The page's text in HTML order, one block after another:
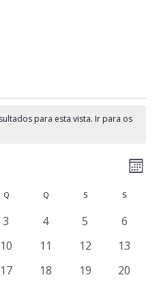
para esta vista. Ir para os
dedo
Mês
Q QUARTA-FEIRA
Q QUINTA-FEIRA
SSEXTA-FEIRA
S
0
3
0
4
0
5
0
6
010
011
012
013
017
018
019
0
20